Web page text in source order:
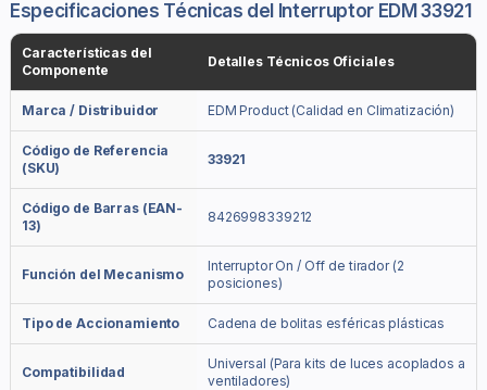
Especificaciones Técnicas del Interruptor EDM 33921
Características del
Componente
Detalles Técnicos Oficiales
Marca / Distribuidor EDM Product (Calidad en Climatización)
Código de Referencia
(SKU)
33921
Código de Barras (EAN-
13)
8426998339212
Función del Mecanismo
Interruptor On / Off de tirador (2
posiciones)
Tipo de Accionamiento Cadena de bolitas esféricas plásticas
Compatibilidad
Universal (Para kits de luces acoplados a
ventiladores)